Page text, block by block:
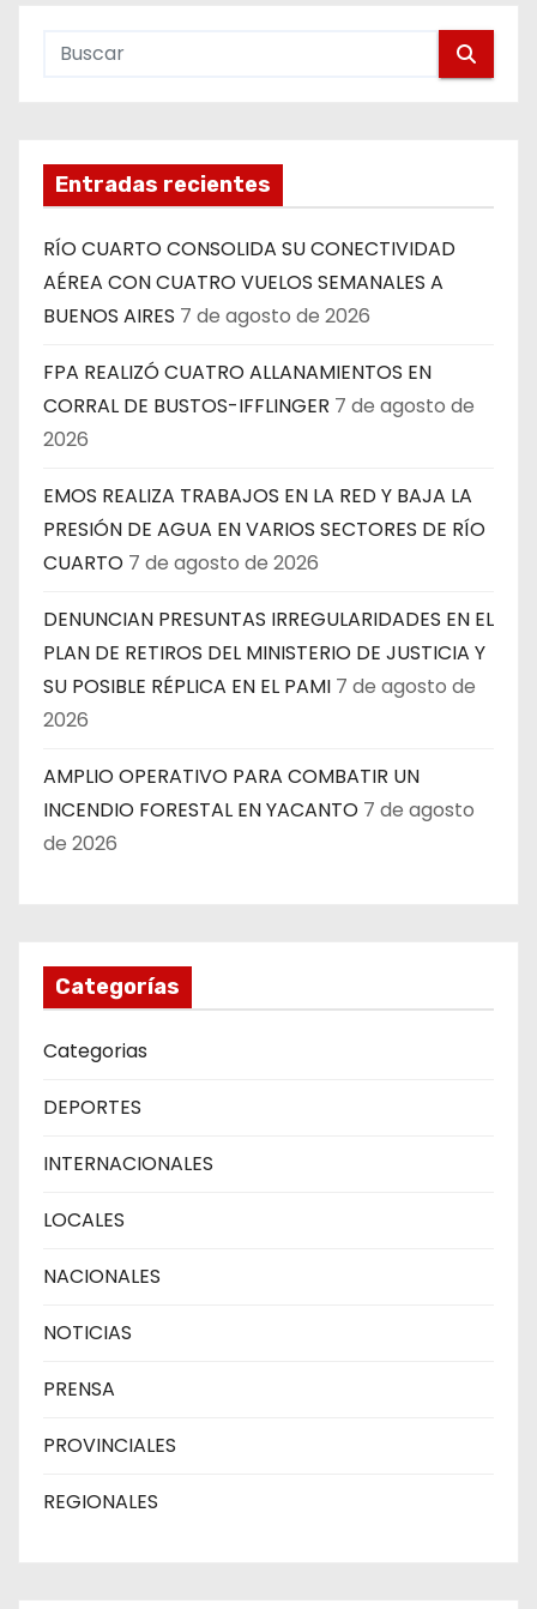
Entradas recientes
RÍO CUARTO CONSOLIDA SU CONECTIVIDAD
AÉREA CON CUATRO VUELOS SEMANALES A
BUENOS AIRES 7 de agosto de 2026
FPA REALIZÓ CUATRO ALLANAMIENTOS EN
CORRAL DE BUSTOS-IFFLINGER 7 de agosto de
2026
EMOS REALIZA TRABAJOS EN LA RED Y BAJA LA
PRESIÓN DE AGUA EN VARIOS SECTORES DE RÍO
CUARTO 7 de agosto de 2026
DENUNCIAN PRESUNTAS IRREGULARIDADES EN EL
PLAN DE RETIROS DEL MINISTERIO DE JUSTICIA Y
SU POSIBLE RÉPLICA EN EL PAMI 7 de agosto de
2026
AMPLIO OPERATIVO PARA COMBATIR UN
INCENDIO FORESTAL EN YACANTO 7 de agosto
de 2026
Categorías
Categorias
DEPORTES
INTERNACIONALES
LOCALES
NACIONALES
NOTICIAS
PRENSA
PROVINCIALES
REGIONALES